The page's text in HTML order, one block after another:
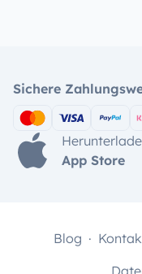
Sichere
App Store
Blog